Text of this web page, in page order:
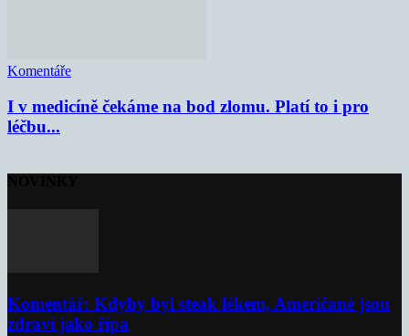
Komentáře
I v medicíně čekáme na bod zlomu. Platí to i pro
léčbu...
Komentář: Kdyby byl steak lékem, Američané jsou
zdraví jako řípa